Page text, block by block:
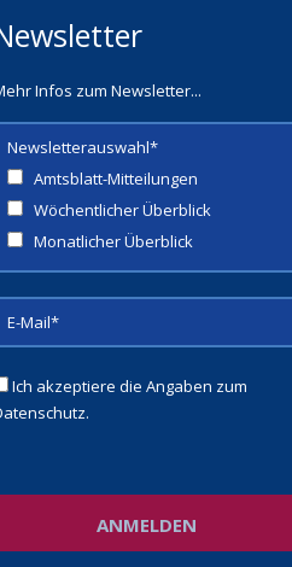
Infos zum Newsletter...
Newsletterauswahl*
Amtsblatt-Mitteilungen
Wöchentlicher Überblick
Monatlicher Überblick
Ich akzeptiere die Angaben zum
.